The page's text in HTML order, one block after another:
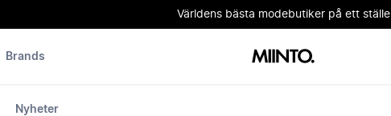
Världens bästa modebutiker på ett ställe
Nyheter
Brands